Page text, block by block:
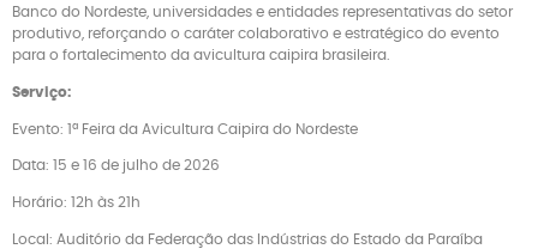
Banco do Nordeste, universidades e entidades representativas do setor
produtivo, reforçando o caráter colaborativo e estratégico do evento
para o fortalecimento da avicultura caipira brasileira.
Serviço:
Evento: 1ª Feira da Avicultura Caipira do Nordeste
Data: 15 e 16 de julho de 2026
Horário: 12h às 21h
Local: Auditório da Federação das Indústrias do Estado da Paraíba